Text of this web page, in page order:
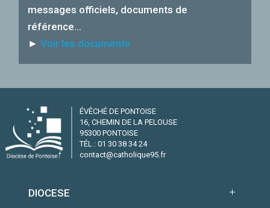
messages officiels, documents de
référence…
►Voir les documents
ÉVÊCHÉ DE PONTOISE
16, CHEMIN DE LA PELOUSE
95300 PONTOISE
TÉL : 01 30 38 34 24
contact@catholique95.fr
DIOCESE